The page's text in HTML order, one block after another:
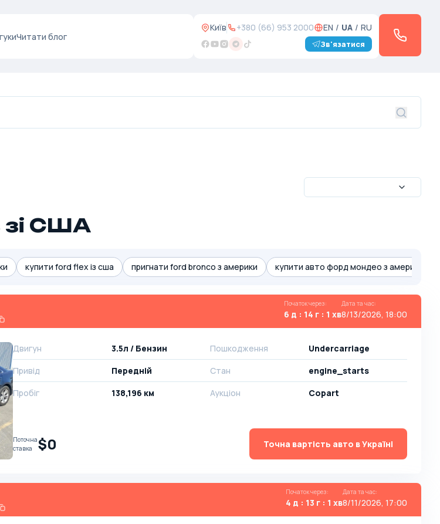
Читати блог
Київ +380 (66) 953 2000 EN / UA / RU
Зв'язатися
зі США
купити ford flex із сша пригнати ford bronco з америки купити авто форд мондео з америки
Початок через:
6 д : 14 г : 1 хв
Дата та час:
8/13/2026, 18:00
Двигун
3.5л / Бензин
Привід
Передній
Пробіг
138,196 км
Пошкодження
Undercarriage
Стан
engine_starts
Аукціон
Copart
Поточна
ставка
$0 Точна вартість авто в Україні
Початок через:
4 д : 13 г : 1 хв
Дата та час:
8/11/2026, 17:00